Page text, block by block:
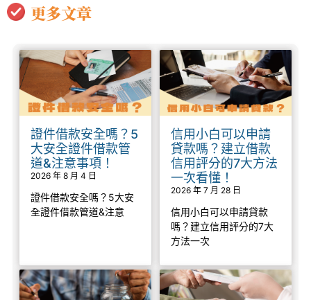
更多文章
證件借款安全嗎？5
大安全證件借款管
道&注意事項！
2026 年 8 月 4 日
證件借款安全嗎？5大安
全證件借款管道&注意
信用小白可以申請
貸款嗎？建立借款
信用評分的7大方法
一次看懂！
2026 年 7 月 28 日
信用小白可以申請貸款
嗎？建立信用評分的7大
方法一次